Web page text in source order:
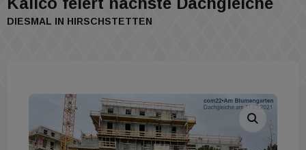
DIESMAL IN HIRSCHSTETTEN